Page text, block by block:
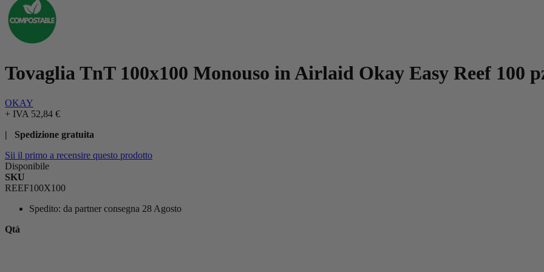
Tovaglia TnT 100x100 Monouso in Airlaid Okay Easy Reef 100
OKAY
+ IVA 52,84 €
| Spedizione gratuita
Sii il primo a recensire questo prodotto
Disponibile
SKU
REEF100X100
Spedito: da partner consegna 28 Agosto
Qtà